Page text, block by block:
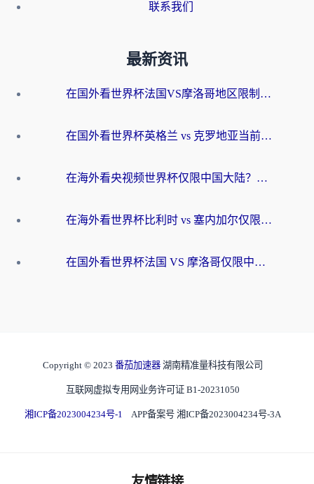
联系我们
最新资讯
在国外看世界杯法国VS摩洛哥地区限制？这篇指南让你流畅看中文解说无压力
在国外看世界杯英格兰 vs 克罗地亚当前地区不可播放？这篇指南帮你搞定所有海外观赛难题
在海外看央视频世界杯仅限中国大陆？这篇指南帮你解锁中文解说+无卡顿直播
在海外看世界杯比利时 vs 塞内加尔仅限中国大陆？我找到了最流畅的中文解说之路
在国外看世界杯法国 VS 摩洛哥仅限中国大陆？海外党这样看中文解说赛事不卡顿
Copyright © 2023 番茄加速器 湖南精准量科技有限公司
互联网虚拟专用网业务许可证 B1-20231050
湘ICP备2023004234号-1 APP备案号 湘ICP备2023004234号-3A